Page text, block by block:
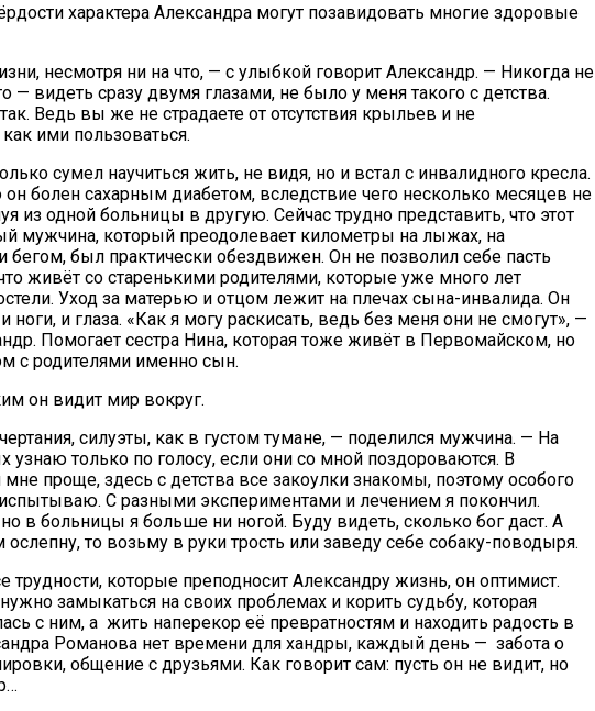
характера Александра могут позавидовать многие здоровые
несмотря ни на что, — с улыбкой говорит Александр. — Никогда не
— видеть сразу двумя глазами, не было у меня такого с детства.
Ведь вы же не страдаете от отсутствия крыльев и не
ими пользоваться.
сумел научиться жить, не видя, но и встал с инвалидного кресла.
он болен сахарным диабетом, вследствие чего несколько месяцев не
из одной больницы в другую. Сейчас трудно представить, что этот
мужчина, который преодолевает километры на лыжах, на
бегом, был практически обездвижен. Он не позволил себе пасть
живёт со старенькими родителями, которые уже много лет
Уход за матерью и отцом лежит на плечах сына-инвалида. Он
ноги, и глаза. «Как я могу раскисать, ведь без меня они не смогут», —
Помогает сестра Нина, которая тоже живёт в Первомайском, но
с родителями именно сын.
он видит мир вокруг.
силуэты, как в густом тумане, — поделился мужчина. — На
узнаю только по голосу, если они со мной поздороваются. В
проще, здесь с детства все закоулки знакомы, поэтому особого
С разными экспериментами и лечением я покончил.
в больницы я больше ни ногой. Буду видеть, сколько бог даст. А
то возьму в руки трость или заведу себе собаку-поводыря.
трудности, которые преподносит Александру жизнь, он оптимист.
нужно замыкаться на своих проблемах и корить судьбу, которая
с ним, а жить наперекор её превратностям и находить радость в
Романова нет времени для хандры, каждый день — забота о
общение с друзьями. Как говорит сам: пусть он не видит, но